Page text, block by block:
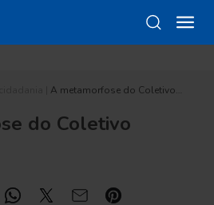
A metamorfose do Coletivo…
do Coletivo